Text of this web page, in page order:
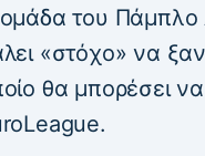
του Πάμπλο
«στόχο» να
θα μπορέσει